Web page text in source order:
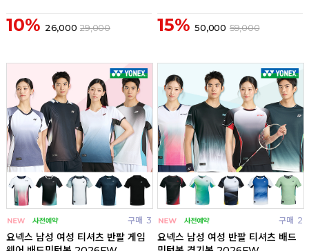
10% 26,000 29,000 15% 50,000 59,000
구매 3
요넥스 남성 여성 티셔츠 반팔 게임
구매 2
요넥스 남성 여성 반팔 티셔츠 배드